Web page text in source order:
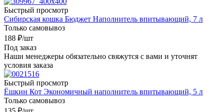
Быстрый просмотр
Сибирская кошка Бюджет Наполнитель впитывающий, 7 л
Только самовывоз
188 ₽/шт
Под заказ
Наши менеджеры обязательно свяжутся с вами и уточнят
условия заказа
Быстрый просмотр
Ёшкин Кот Экономичный наполнитель впитывающий, 5 л
Только самовывоз